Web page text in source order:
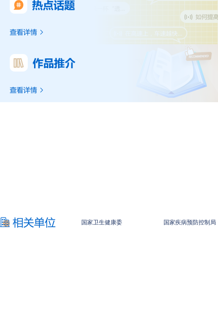
国家卫生健康委 国家疾病预防控制局